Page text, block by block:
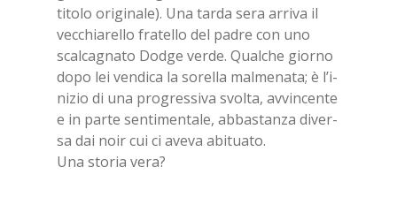
ti­to­lo ori­gi­na­le). Una tar­da sera ar­ri­va il
vec­chia­rel­lo fra­tel­lo del pa­dre con uno
scal­ca­gna­to Dod­ge ver­de. Qual­che gior­no
dopo lei ven­di­ca la so­rel­la mal­me­na­ta; è l’i­
ni­zio di una pro­gres­si­va svol­ta, av­vin­cen­te
e in par­te sen­ti­men­ta­le, ab­ba­stan­za di­ver­
sa dai noir cui ci ave­va abi­tua­to.
Una sto­ria vera?